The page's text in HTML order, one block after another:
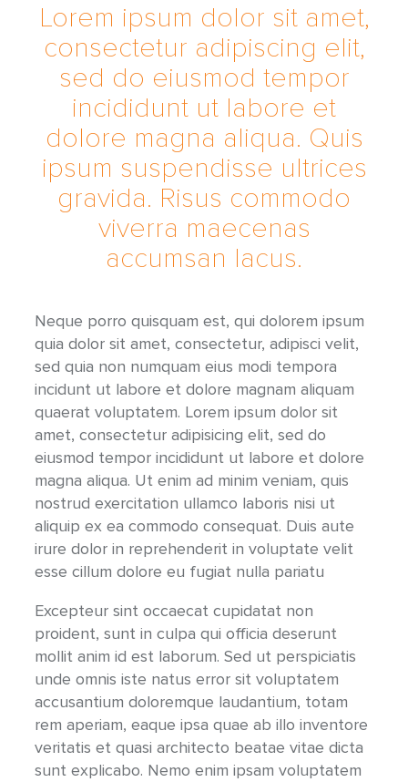
Lorem ipsum dolor sit amet,
consectetur adipiscing elit,
sed do eiusmod tempor
incididunt ut labore et
dolore magna aliqua. Quis
ipsum suspendisse ultrices
gravida. Risus commodo
viverra maecenas
accumsan lacus.
Neque porro quisquam est, qui dolorem ipsum
quia dolor sit amet, consectetur, adipisci velit,
sed quia non numquam eius modi tempora
incidunt ut labore et dolore magnam aliquam
quaerat voluptatem. Lorem ipsum dolor sit
amet, consectetur adipisicing elit, sed do
eiusmod tempor incididunt ut labore et dolore
magna aliqua. Ut enim ad minim veniam, quis
nostrud exercitation ullamco laboris nisi ut
aliquip ex ea commodo consequat. Duis aute
irure dolor in reprehenderit in voluptate velit
esse cillum dolore eu fugiat nulla pariatu
Excepteur sint occaecat cupidatat non
proident, sunt in culpa qui officia deserunt
mollit anim id est laborum. Sed ut perspiciatis
unde omnis iste natus error sit voluptatem
accusantium doloremque laudantium, totam
rem aperiam, eaque ipsa quae ab illo inventore
veritatis et quasi architecto beatae vitae dicta
sunt explicabo. Nemo enim ipsam voluptatem